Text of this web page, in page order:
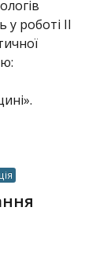
роботі ІІ